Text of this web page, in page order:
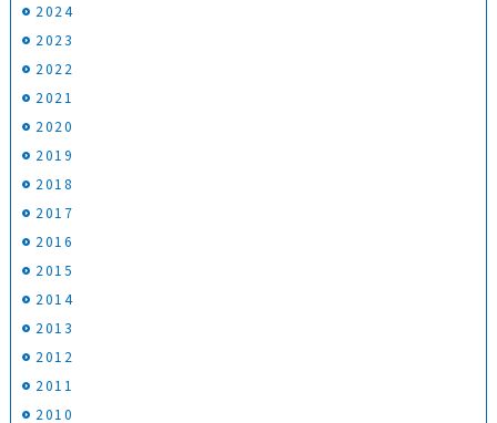
2024
2023
2022
2021
2020
2019
2018
2017
2016
2015
2014
2013
2012
2011
2010